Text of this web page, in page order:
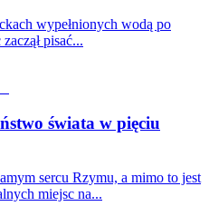
wypełnionych wodą po
pisać...
świata w pięciu
sercu Rzymu, a mimo to jest
miejsc na...